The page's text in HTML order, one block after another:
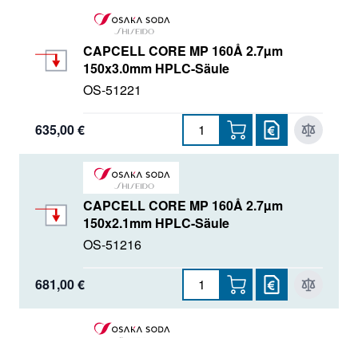
CAPCELL CORE MP 160Å 2.7µm
150x3.0mm HPLC-Säule
OS-51221
635,00 €
CAPCELL CORE MP 160Å 2.7µm
150x2.1mm HPLC-Säule
OS-51216
681,00 €